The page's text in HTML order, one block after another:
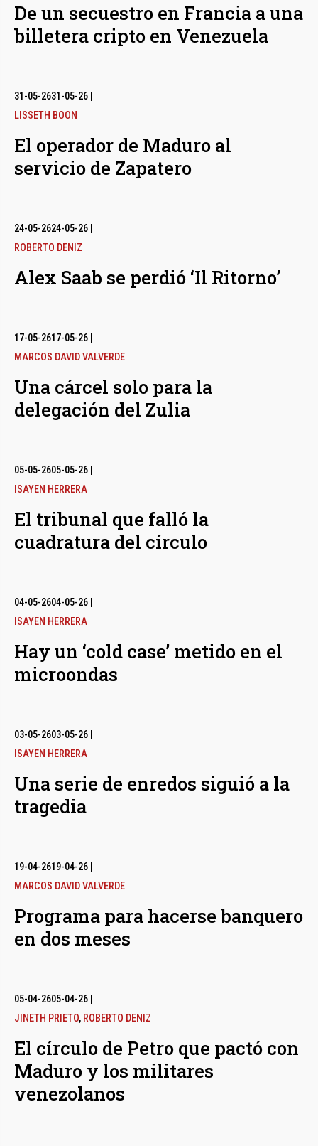
De un secuestro en Francia a una
billetera cripto en Venezuela
31-05-2631-05-26
LISSETH BOON
El operador de Maduro al
servicio de Zapatero
24-05-2624-05-26
ROBERTO DENIZ
Alex Saab se perdió ‘Il Ritorno’
17-05-2617-05-26
MARCOS DAVID VALVERDE
Una cárcel solo para la
delegación del Zulia
05-05-2605-05-26
ISAYEN HERRERA
El tribunal que falló la
cuadratura del círculo
04-05-2604-05-26
ISAYEN HERRERA
Hay un ‘cold case’ metido en el
microondas
03-05-2603-05-26
ISAYEN HERRERA
Una serie de enredos siguió a la
tragedia
19-04-2619-04-26
MARCOS DAVID VALVERDE
Programa para hacerse banquero
en dos meses
05-04-2605-04-26
JINETH PRIETO, ROBERTO DENIZ
El círculo de Petro que pactó con
Maduro y los militares
venezolanos